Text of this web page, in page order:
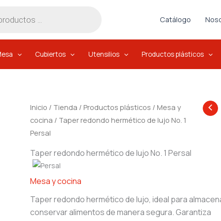
Catálogo
Cubiertos Utensilios Productos plásticos
Inicio / Tienda / Productos plásticos / Mesa y
cocina / Taper redondo hermético de lujo No. 1
Persal
Taper redondo hermético de lujo No. 1 Persal
Mesa y cocina
Taper redondo hermético de lujo, ideal para
conservar alimentos de manera segura. Garantiza